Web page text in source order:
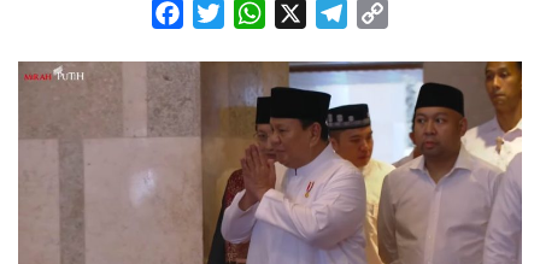
FacebookTwitterWhatsApp Telegram